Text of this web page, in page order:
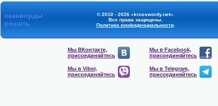
сканворды
решать
© 2010 - 2026 «krosswordy.net».
Все права защищены.
Политика конфиденциальности.
Мы ВКонтакте,
присоединяйтесь
Мы в Facebook,
присоединяйтесь
Мы в Viber,
присоединяйтесь
Мы в Telegram,
присоединяйтесь